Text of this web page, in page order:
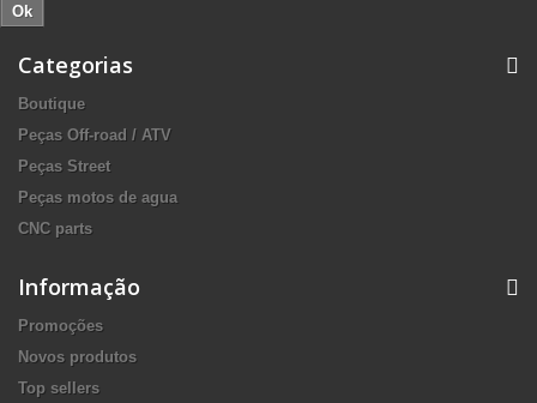
Ok
Categorias
Boutique
Peças Off-road / ATV
Peças Street
Peças motos de agua
CNC parts
Informação
Promoções
Novos produtos
Top sellers